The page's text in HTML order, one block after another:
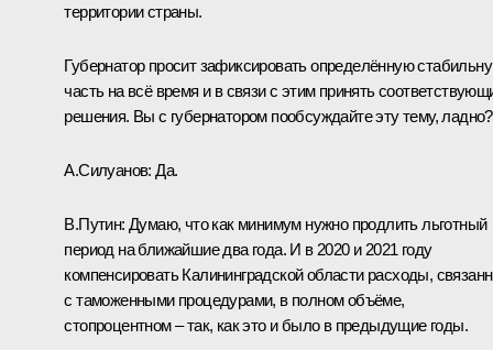
территории страны.
Губернатор просит зафиксировать определённую
часть на всё время и в связи с этим принять
решения. Вы с губернатором пообсуждайте эту тему, ладно?
А.Силуанов: Да.
В.Путин: Думаю, что как минимум нужно продлить льготный
период на ближайшие два года. И в 2020 и 2021 году
компенсировать Калининградской области расходы,
с таможенными процедурами, в полном объёме,
стопроцентном – так, как это и было в предыдущие годы.